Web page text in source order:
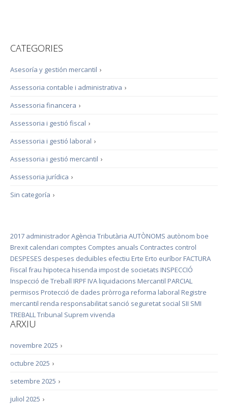
CATEGORIES
›
Asesoría y gestión mercantil
›
Assessoria contable i administrativa
›
Assessoria financera
›
Assessoria i gestió fiscal
›
Assessoria i gestió laboral
›
Assessoria i gestió mercantil
›
Assessoria jurídica
›
Sin categoría
2017 administradorAgència Tributària AUTÒNOMS autònom boe
Brexit calendari comptes Comptes anuals Contractes control
DESPESES despeses deduïbles efectiu Erte Erto euríbor FACTURA
Fiscal frau hipoteca hisenda impost de societats INSPECCIÓ
Inspecció de Treball IRPF IVA liquidacions Mercantil PARCIAL
permisos Protecció de dades pròrroga reforma laboral Registre
mercantil renda responsabilitat sanció seguretat social SII SMI
TREBALLTribunal Suprem vivenda
ARXIU
›
novembre 2025
›
octubre 2025
›
setembre 2025
›
juliol 2025